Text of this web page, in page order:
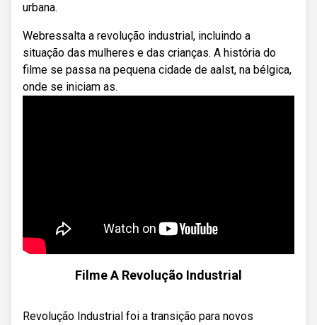
urbana.
Webressalta a revolução industrial, incluindo a
situação das mulheres e das crianças. A história do
filme se passa na pequena cidade de aalst, na bélgica,
onde se iniciam as.
Filme A Revolução Industrial
Revolução Industrial foi a transição para novos